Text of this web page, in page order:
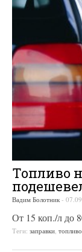
Топливо
Вадим Болотник -
От 15 коп./л до
Теги: заправки топливо